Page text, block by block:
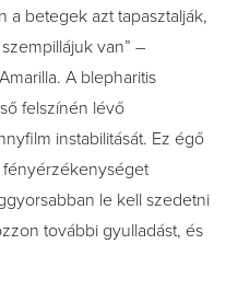
a betegek azt tapasztalják,
van” –
A blepharitis
felszínén lévő
instabilitását. Ez égő
le kell szedetni
további gyulladást, és